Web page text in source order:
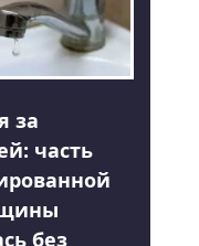
за
часть
без